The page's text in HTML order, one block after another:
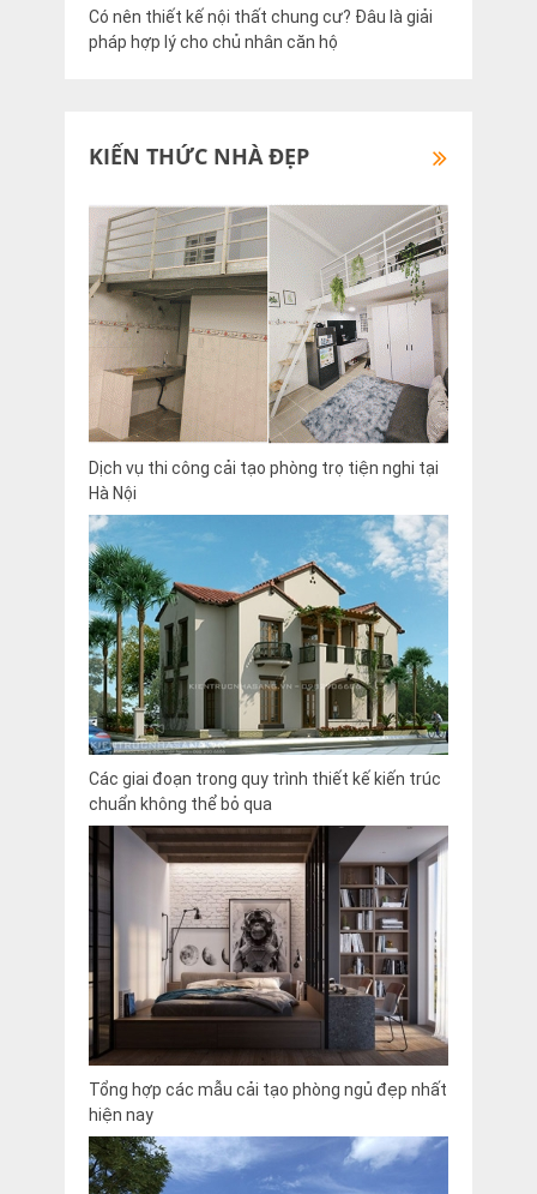
Có nên thiết kế nội thất chung cư? Đâu là giải
pháp hợp lý cho chủ nhân căn hộ
KIẾN THỨC NHÀ ĐẸP
Dịch vụ thi công cải tạo phòng trọ tiện nghi tại
Hà Nội
Các giai đoạn trong quy trình thiết kế kiến trúc
chuẩn không thể bỏ qua
Tổng hợp các mẫu cải tạo phòng ngủ đẹp nhất
hiện nay